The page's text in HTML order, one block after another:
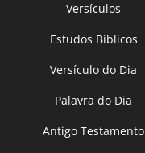
Versículos
Estudos Bíblicos
Versículo do Dia
Palavra do Dia
Antigo Testamento